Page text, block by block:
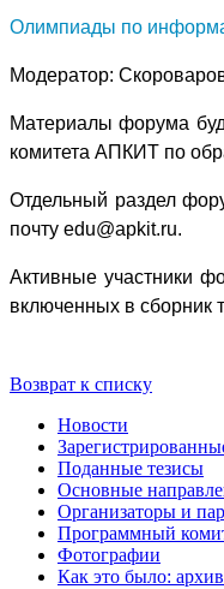
Олимпиады по
Модератор:
Материалы форума
комитета АПКИТ по
Отдельный раздел
почту edu@apkit.ru.
Активные участники
включенных в сборник
Возврат к списку
Новости
Поданные тезисы
Основные
Организаторы и
Программный
Фотографии
Как это было: